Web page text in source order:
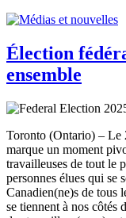
Élection
ensemble
Toronto (Ontario) – Le
marque un moment
travailleuses de tout le
personnes élues qui se
Canadien(ne)s de tous
se tiennent à nos côtés